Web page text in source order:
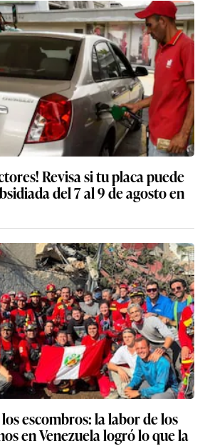
Revisa si tu placa puede
del 7 al 9 de agosto en
escombros: la labor de los
en Venezuela logró lo que la